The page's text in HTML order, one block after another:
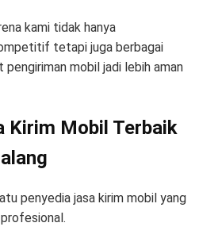
kami tidak hanya
tetapi juga berbagai
mobil jadi lebih aman
Kirim Mobil Terbaik
penyedia jasa kirim mobil yang